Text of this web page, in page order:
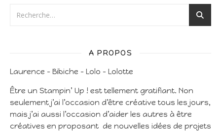
A PROPOS
Laurence – Bibiche – Lolo – Lolotte
Être un Stampin’ Up ! est tellement gratifiant. Non
seulement j’ai l’occasion d’être créative tous les jours,
mais j’ai aussi l’occasion d’aider les autres à être
créatives en proposant de nouvelles idées de projets